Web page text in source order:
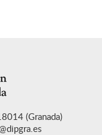
(Granada)